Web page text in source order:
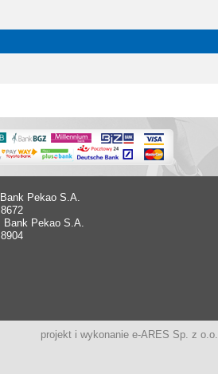
Pekao S.A.
Bank Pekao S.A.
projekt i wykonanie e-ARES Sp. z o.o.